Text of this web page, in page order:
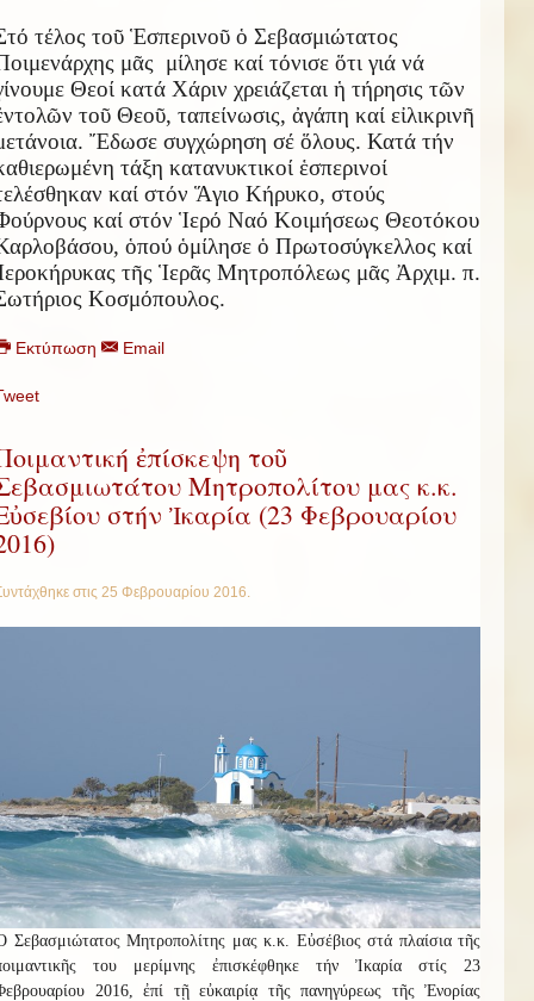
τέλος τοῦ Ἑσπερινοῦ ὁ Σεβασμιώτατος
μᾶς μίλησε καί τόνισε ὅτι γιά νά
Θεοί κατά Χάριν χρειάζεται ἡ τήρησις τῶν
ντολῶν τοῦ Θεοῦ, ταπείνωσις, ἀγάπη καί εἰλικρινῆ
Ἔδωσε συγχώρηση σέ ὅλους. Κατά τήν
τάξη κατανυκτικοί ἑσπερινοί
καί στόν Ἅγιο Κήρυκο, στούς
καί στόν Ἱερό Ναό Κοιμήσεως Θεοτόκου
ὁπού ὁμίλησε ὁ Πρωτοσύγκελλος καί
εροκήρυκας τῆς Ἱερᾶς Μητροπόλεως μᾶς Ἀρχιμ. π.
Κοσμόπουλος.
Εκτύπωση Email
ἐπίσκεψη τοῦ
Μητροπολίτου μας κ.κ.
στήν Ἰκαρία (23 Φεβρουαρίου
στις 25 Φεβρουαρίου 2016
Σεβασμιώτατος Μητροπολίτης μας κ.κ. Εὐσέβιος στά πλαίσια τῆς
του μερίμνης ἐπισκέφθηκε τήν Ἰκαρία στίς 23
2016, ἐπί τῇ εὐκαιρίᾳ τῆς πανηγύρεως τῆς Ἐνορίας